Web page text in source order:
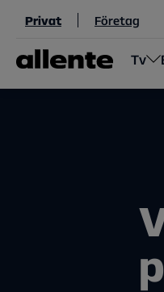
Hoppa till huvudinnehåll
Privat Företag
Tv